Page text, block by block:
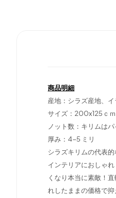
商品明細
産地：シラズ産地、
サイズ：200x125ｃｍ
ノット数：キリムは
厚み：4-5 ミリ
シラズキリムの代表
インテリアにおしゃ
くなり本当に素敵！
れしたままの価格で